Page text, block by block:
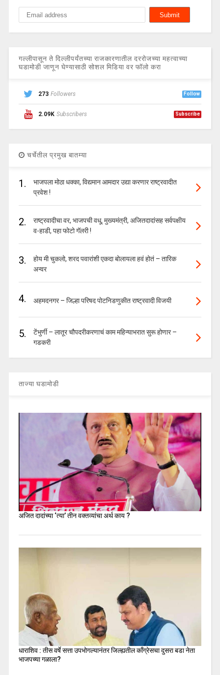
गल्लीपासून ते दिल्लीपर्यंतच्या राजकारणातील दररोजच्या महत्वाच्या
घडामोडी जाणून घेण्यासाठी सोशल मिडिया वर फॉलो करा
273 Followers Follow
2.09K Subscribers Subscribe
चर्चेतील प्रमुख बातम्या
1.
भाजपला मोठा धक्का, विद्यमान आमदार उद्या करणार राष्ट्रवादीत
प्रवेश !
2.
राष्ट्रवादीचा वर, भाजपची वधू, मुख्यमंत्री, अजितदादांसह सर्वपक्षीय
व-हाडी, पहा फोटो गॅलरी !
3.
होय मी चुकलो, शरद पवारांशी एकदा बोलायला हवं होतं – तारिक
अन्वर
4. अहमदनगर – जिल्हा परिषद पोटनिडणुकीत राष्ट्रवादी विजयी
5.
टेंभुर्णी – लातूर चौपदरीकरणाचं काम महिन्याभरात सुरू होणार –
गडकरी
ताज्या घडामोडी
अजित दादांच्या ‘त्या’ तीन वक्तव्यांचा अर्थ काय ?
धाराशिव : तीस वर्षे सत्ता उपभोगल्यानंतर जिल्ह्यतील कॉंग्रेसचा दुसरा बडा नेता
भाजपच्या गळाला?